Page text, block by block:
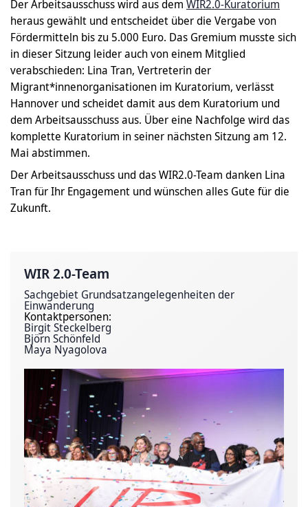
Der Arbeitsausschuss wird aus dem WIR2.0-Kuratorium
heraus gewählt und entscheidet über die Vergabe von
Fördermitteln bis zu 5.000 Euro. Das Gremium musste sich
in dieser Sitzung leider auch von einem Mitglied
verabschieden: Lina Tran, Vertreterin der
Migrant*innenorganisationen im Kuratorium, verlässt
Hannover und scheidet damit aus dem Kuratorium und
dem Arbeitsausschuss aus. Über eine Nachfolge wird das
komplette Kuratorium in seiner nächsten Sitzung am 12.
Mai abstimmen.
Der Arbeitsausschuss und das WIR2.0-Team danken Lina
Tran für Ihr Engagement und wünschen alles Gute für die
Zukunft.
WIR 2.0-Team
Sachgebiet Grundsatzangelegenheiten der
Einwanderung
Kontaktpersonen:
Birgit Steckelberg
Björn Schönfeld
Maya Nyagolova